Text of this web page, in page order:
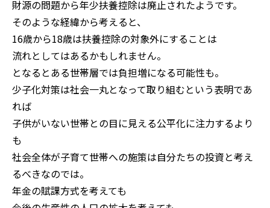
財源の問題から年少扶養控除は廃止されたようです。
そのような経緯から考えると、
16歳から18歳は扶養控除の対象外にすることは
流れとしてはあるかもしれません。
となるとある世帯層では負担増になる可能性も。
少子化対策は社会一丸となって取り組むという表明であ
れば
子供がいない世帯との目に見える公平化に注力するより
も
社会全体が子育て世帯への施策は自分たちの投資と考え
るべきなのでは。
年金の賦課方式を考えても